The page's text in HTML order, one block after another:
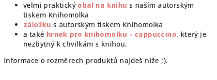
velmi praktický obal na knihu s naším autorským
tiskem Knihomolka
záložku s autorským tiskem Knihomolka
a také hrnek pro knihomolku - cappuccino, který je
nezbytný k chvilkám s knihou.
Informace o rozměrech produktů najdeš níže ;).